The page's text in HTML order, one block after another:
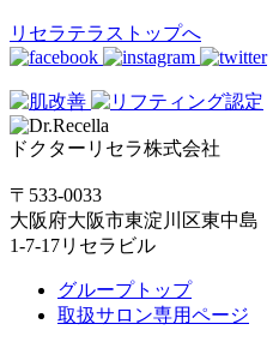
リセラテラストップへ
ドクターリセラ株式会社
〒533-0033
大阪府大阪市東淀川区東中島
1-7-17リセラビル
グループトップ
取扱サロン専用ページ